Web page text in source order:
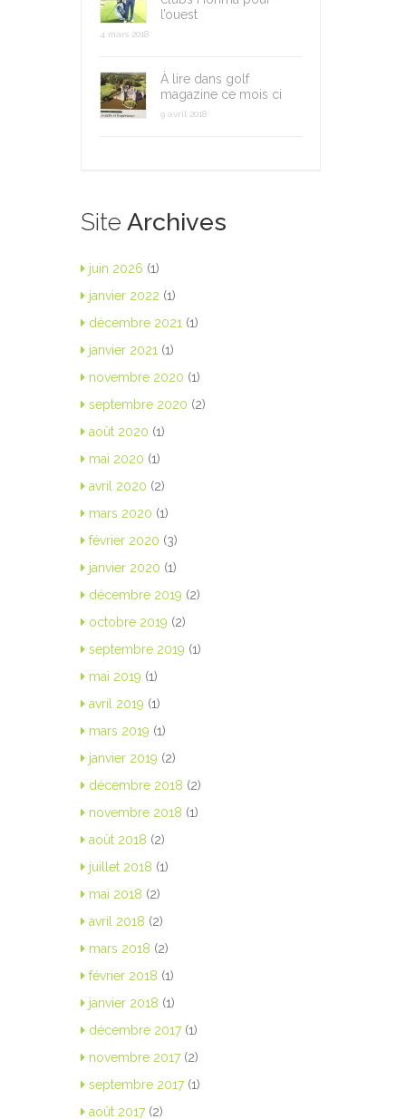
l’ouest
4 mars 2018
À lire dans golf
magazine ce mois ci
9 avril 2018
Site Archives
juin 2026 (1)
janvier 2022 (1)
décembre 2021 (1)
janvier 2021 (1)
novembre 2020 (1)
septembre 2020 (2)
août 2020 (1)
mai 2020 (1)
avril 2020 (2)
mars 2020 (1)
février 2020 (3)
janvier 2020 (1)
décembre 2019 (2)
octobre 2019 (2)
septembre 2019 (1)
mai 2019 (1)
avril 2019 (1)
mars 2019 (1)
janvier 2019 (2)
décembre 2018 (2)
novembre 2018 (1)
août 2018 (2)
juillet 2018 (1)
mai 2018 (2)
avril 2018 (2)
mars 2018 (2)
février 2018 (1)
janvier 2018 (1)
décembre 2017(1)
novembre 2017(2)
septembre 2017(1)
août 2017(2)